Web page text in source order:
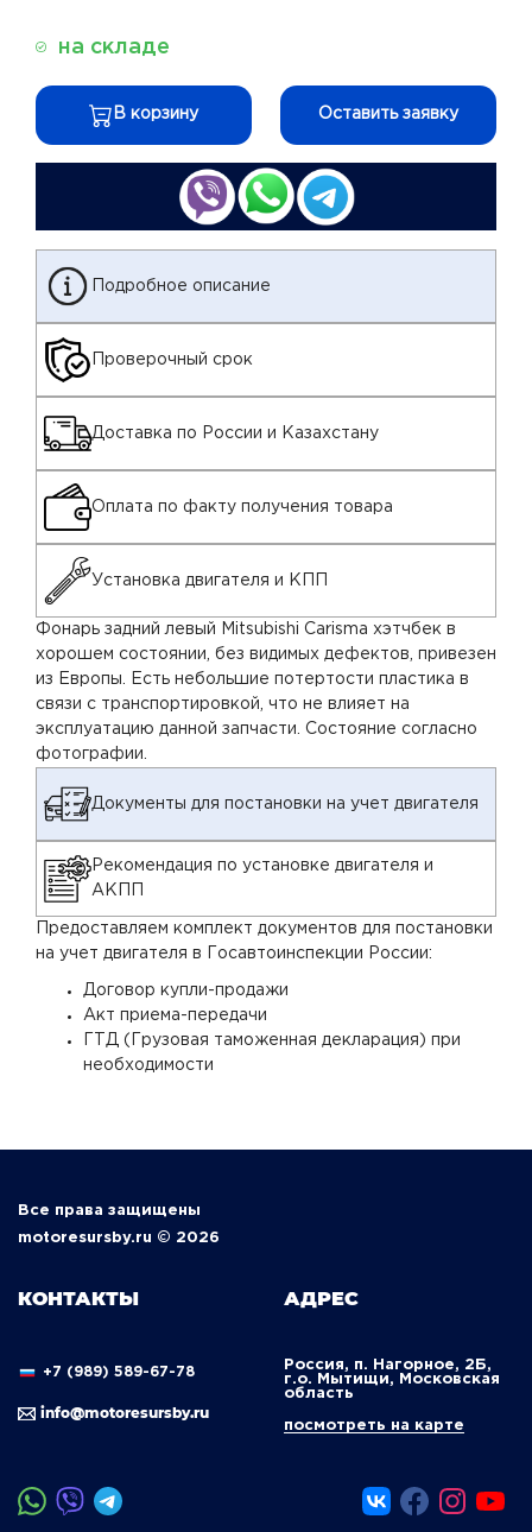
на складе
В корзину Оставить заявку
Подробное описание
Проверочный срок
Доставка по России и Казахстану
Оплата по факту получения товара
Установка двигателя и КПП
Фонарь задний левый Mitsubishi Carisma хэтчбек в
хорошем состоянии, без видимых дефектов, привезен
из Европы. Есть небольшие потертости пластика в
связи с транспортировкой, что не влияет на
эксплуатацию данной запчасти. Состояние согласно
фотографии.
Документы для постановки на учет двигателя
Рекомендация по установке двигателя и
АКПП
Предоставляем комплект документов для постановки
на учет двигателя в Госавтоинспекции России:
Договор купли-продажи
Акт приема-передачи
ГТД (Грузовая таможенная декларация) при
необходимости
Все права защищены
motoresursby.ru © 2026
КОНТАКТЫ
+7 (989) 589-67-78
info@motoresursby.ru
АДРЕС
Россия, п. Нагорное, 2Б,
г.о. Мытищи, Московская
область
посмотреть на карте